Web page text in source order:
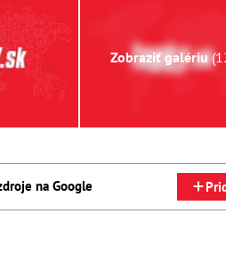
Zobraziť galériu
na Google